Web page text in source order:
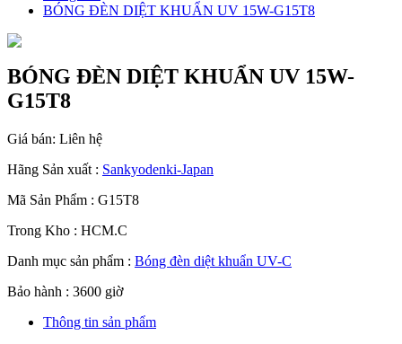
BÓNG ĐÈN DIỆT KHUẨN UV 15W-G15T8
BÓNG ĐÈN DIỆT KHUẨN UV 15W-
G15T8
Giá bán: Liên hệ
Hãng Sản xuất : Sankyodenki-Japan
Mã Sản Phẩm : G15T8
Trong Kho : HCM.C
Danh mục sản phẩm : Bóng đèn diệt khuẩn UV-C
Bảo hành : 3600 giờ
Thông tin sản phẩm